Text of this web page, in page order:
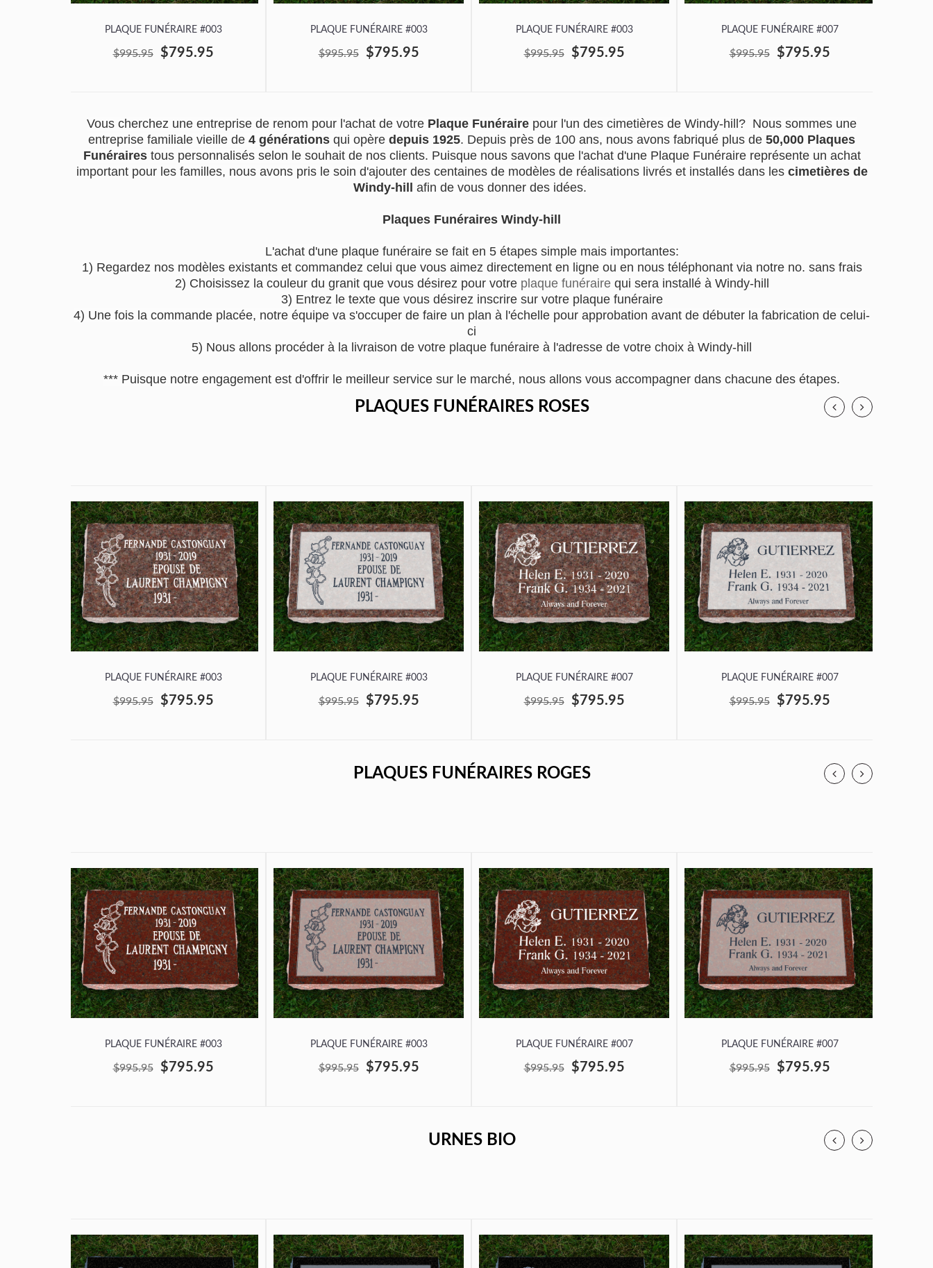
PLAQUE FUNÉRAIRE #003
$995.95 $795.95
PLAQUE FUNÉRAIRE #003
$995.95 $795.95
PLAQUE FUNÉRAIRE #003
$995.95 $795.95
PLAQUE FUNÉRAIRE #007
$995.95 $795.95
Vous cherchez une entreprise de renom pour l'achat de votre Plaque Funéraire pour l'un des cimetières de Windy-hill? Nous sommes une
entreprise familiale vieille de 4 générations qui opère depuis 1925. Depuis près de 100 ans, nous avons fabriqué plus de 50,000 Plaques
Funérairestous personnalisés selon le souhait de nos clients. Puisque nous savons que l'achat d'une Plaque Funéraire représente un achat
important pour les familles, nous avons pris le soin d'ajouter des centaines de modèles de réalisations livrés et installés dans les cimetières de
Windy-hill afin de vous donner des idées.
Plaques Funéraires Windy-hill
L'achat d'une plaque funéraire se fait en 5 étapes simple mais importantes:
1) Regardez nos modèles existants et commandez celui que vous aimez directement en ligne ou en nous téléphonant via notre no. sans frais
2) Choisissez la couleur du granit que vous désirez pour votre plaque funérairequi sera installé à Windy-hill
3) Entrez le texte que vous désirez inscrire sur votre plaque funéraire
4) Une fois la commande placée, notre équipe va s'occuper de faire un plan à l'échelle pour approbation avant de débuter la fabrication de celui-
ci
5) Nous allons procéder à la livraison de votre plaque funéraire à l'adresse de votre choix à Windy-hill
*** Puisque notre engagement est d'offrir le meilleur service sur le marché, nous allons vous accompagner dans chacune des étapes.
PLAQUES FUNÉRAIRES ROSES
PLAQUE FUNÉRAIRE #003
$995.95 $795.95
PLAQUE FUNÉRAIRE #003
$995.95 $795.95
PLAQUE FUNÉRAIRE #007
$995.95 $795.95
PLAQUE FUNÉRAIRE #007
$995.95 $795.95
PLAQUES FUNÉRAIRES ROGES
PLAQUE FUNÉRAIRE #003
$995.95 $795.95
PLAQUE FUNÉRAIRE #003
$995.95 $795.95
PLAQUE FUNÉRAIRE #007
$995.95 $795.95
PLAQUE FUNÉRAIRE #007
$995.95 $795.95
URNES BIO